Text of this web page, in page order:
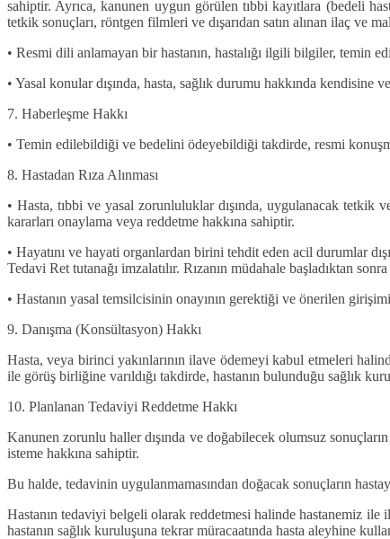
sahiptir. Ayrıca, kanunen uygun görülen tıbbi kayıtlara (bedeli
tetkik sonuçları, röntgen filmleri ve dışarıdan satın alınan ilaç ve
• Resmi dili anlamayan bir hastanın, hastalığı ilgili bilgiler, temin
• Yasal konular dışında, hasta, sağlık durumu hakkında
7. Haberleşme Hakkı
• Temin edilebildiği ve bedelini ödeyebildiği takdirde, resmi
8. Hastadan Rıza Alınması
• Hasta, tıbbi ve yasal zorunluluklar dışında, uygulanacak tetkik
kararları onaylama veya reddetme hakkına sahiptir.
• Hayatını ve hayati organlardan birini tehdit eden acil durumlar
Tedavi Ret tutanağı imzalatılır. Rızanın müdahale başladıktan
• Hastanın yasal temsilcisinin onayının gerektiği ve önerilen
9. Danışma (Konsültasyon) Hakkı
Hasta, veya birinci yakınlarının ilave ödemeyi kabul etmeleri
ile görüş birliğine varıldığı takdirde, hastanın bulunduğu sağlık
10. Planlanan Tedaviyi Reddetme Hakkı
Kanunen zorunlu haller dışında ve doğabilecek olumsuz
isteme hakkına sahiptir.
Bu halde, tedavinin uygulanmamasından doğacak sonuçların
Hastanın tedaviyi belgeli olarak reddetmesi halinde hastanemiz ile
hastanın sağlık kuruluşuna tekrar müracaatında hasta aleyhine